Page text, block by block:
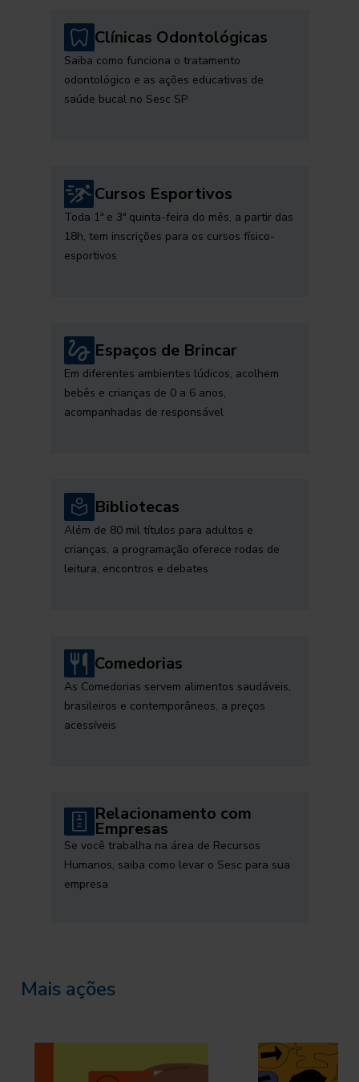
Clínicas Odontológicas
Saiba como funciona o tratamento
odontológico e as ações educativas de
saúde bucal no Sesc SP
Cursos Esportivos
Toda 1ª e 3ª quinta-feira do mês, a partir das
18h, tem inscrições para os cursos físico-
esportivos
Espaços de Brincar
Em diferentes ambientes lúdicos, acolhem
bebês e crianças de 0 a 6 anos,
acompanhadas de responsável
Bibliotecas
Além de 80 mil títulos para adultos e
crianças, a programação oferece rodas de
leitura, encontros e debates
Comedorias
As Comedorias servem alimentos saudáveis,
brasileiros e contemporâneos, a preços
acessíveis
Relacionamento com
Empresas
Se você trabalha na área de Recursos
Humanos, saiba como levar o Sesc para sua
empresa
Mais ações